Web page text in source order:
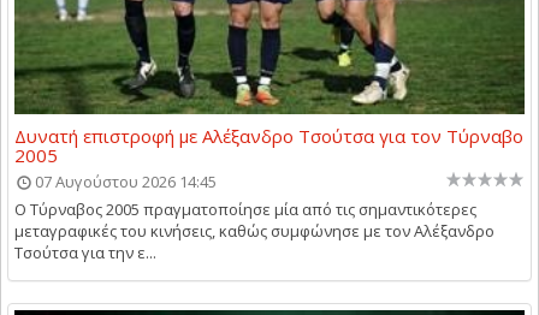
Δυνατή επιστροφή με Αλέξανδρο Τσούτσα για τον Τύρναβο
2005
07 Αυγούστου 2026 14:45
Ο Τύρναβος 2005 πραγματοποίησε μία από τις σημαντικότερες
μεταγραφικές του κινήσεις, καθώς συμφώνησε με τον Αλέξανδρο
Τσούτσα για την ε...